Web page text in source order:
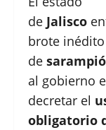
de Jalisco
brote inédito
de
al gobierno
decretar el
obligatorio